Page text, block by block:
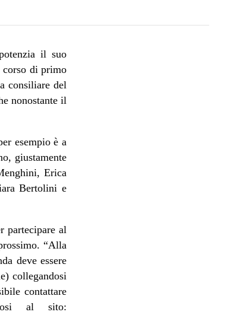
il suo
di primo
consiliare del
nonostante il
esempio è a
giustamente
Erica
Bertolini e
partecipare al
“Alla
deve essere
collegandosi
contattare
al sito: